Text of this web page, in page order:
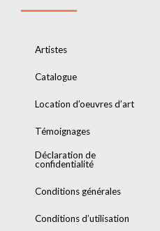
Artistes
Catalogue
Location d’oeuvres d’art
Témoignages
Déclaration de
confidentialité
Conditions générales
Conditions d’utilisation